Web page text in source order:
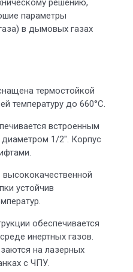
решению,
параметры
в дымовых газах
термостойкой
температуру до 660°С.
встроенным
1/2″. Корпус
устойчив
обеспечивается
инертных газов.
на лазерных
с ЧПУ.